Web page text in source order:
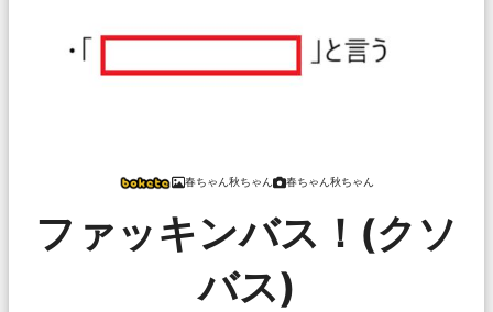
春ちゃん秋ちゃん 春ちゃん秋ちゃん
ファッキンバス！(クソ
バス)